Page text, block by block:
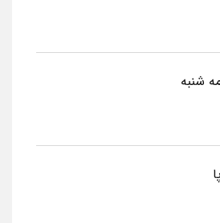
شنبه